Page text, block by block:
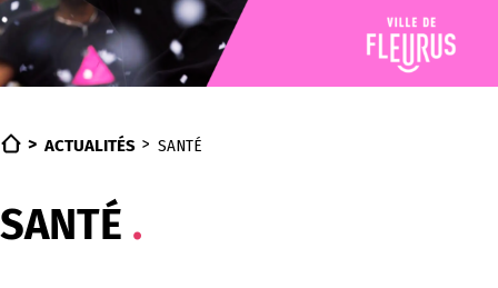
ACTUALITÉS SANTÉ
SANTÉ